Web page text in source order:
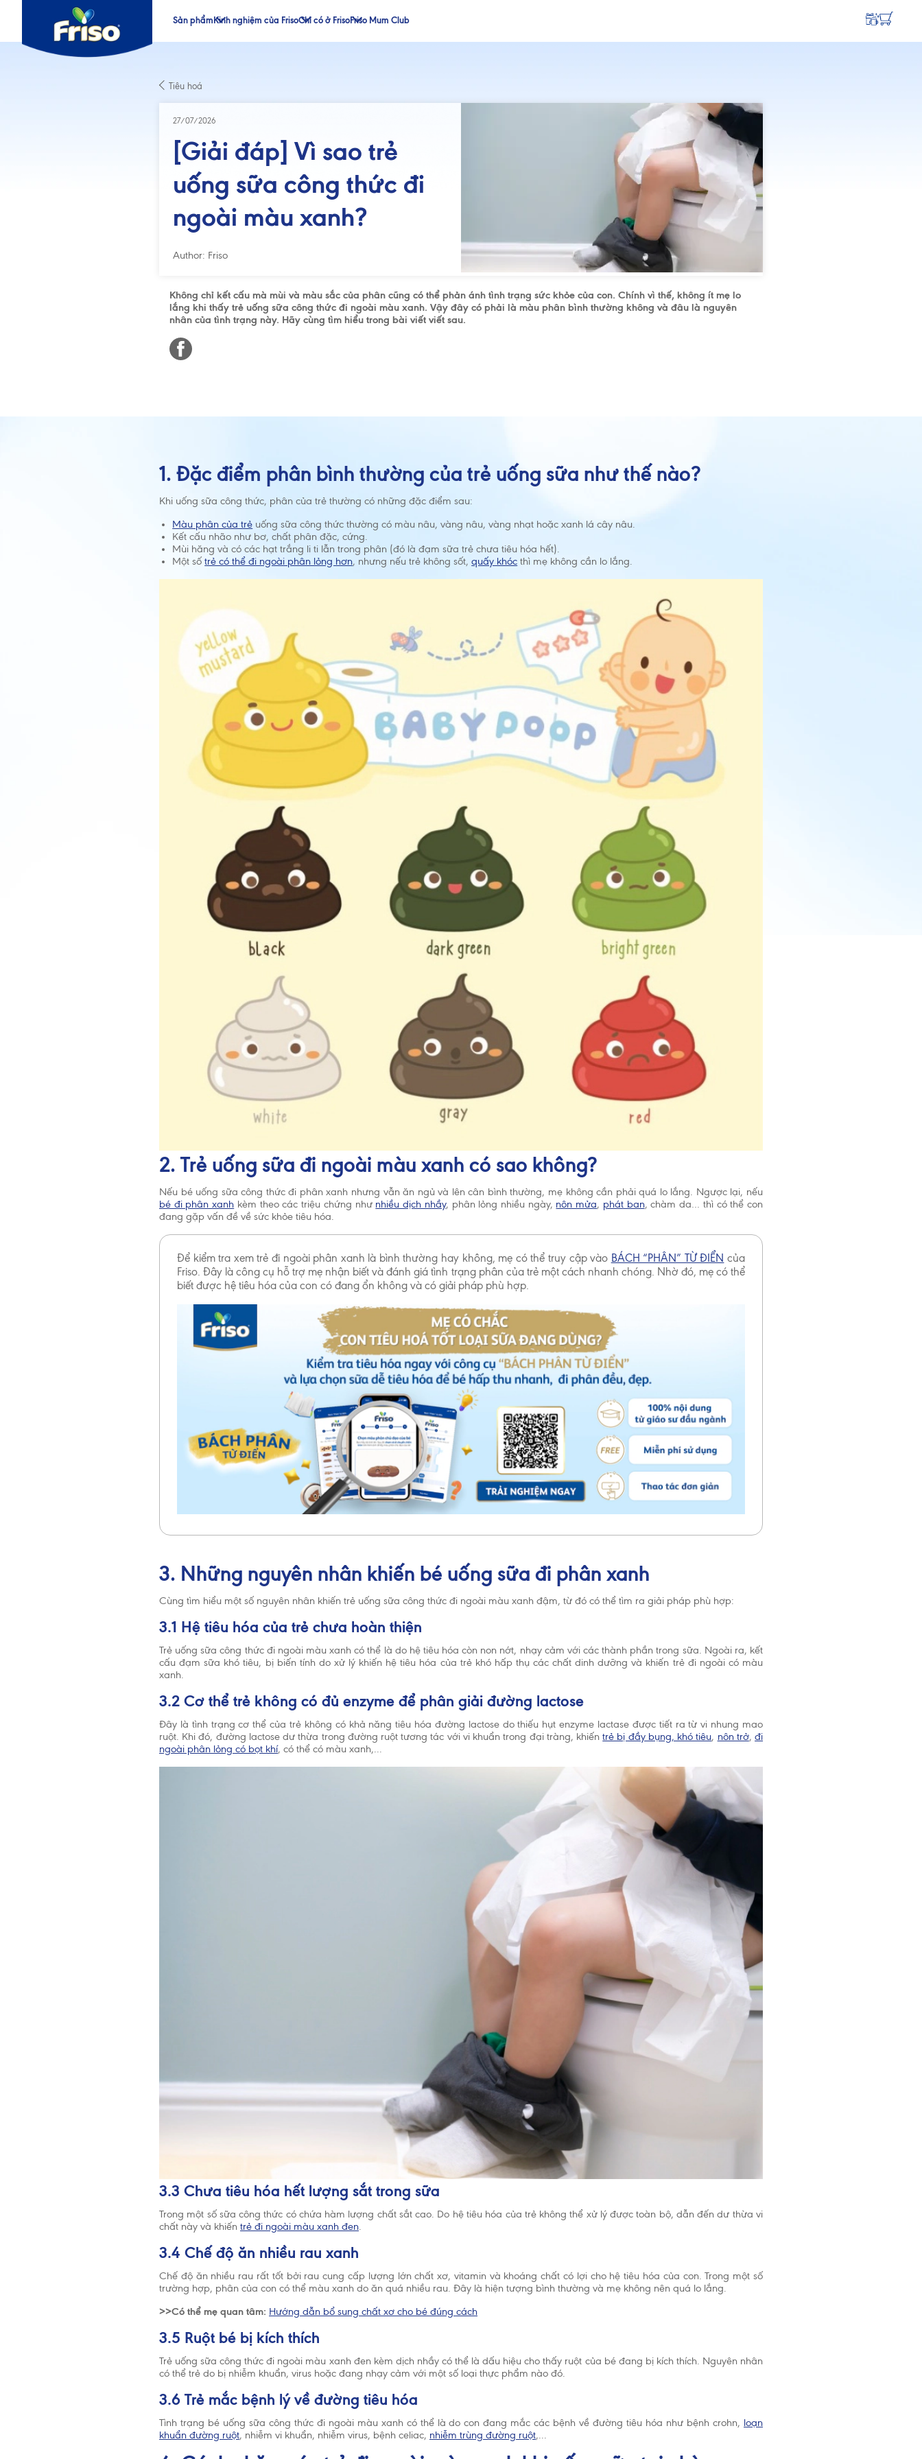
Sản phẩm
®
Kinh nghiệm của FrisoChỉ có ở FrisoFriso Mum Club
Tiêu hoá
27/07/2026
[Giải đáp] Vì sao trẻ
uống sữa công thức đi
ngoài màu xanh?
Author: Friso
Không chỉ kết cấu mà mùi và màu sắc của phân cũng có thể phản ánh tình trạng sức khỏe của con. Chính vì thế, không ít mẹ lo
lắng khi thấy trẻ uống sữa công thức đi ngoài màu xanh. Vậy đây có phải là màu phân bình thường không và đâu là nguyên
nhân của tình trạng này. Hãy cùng tìm hiểu trong bài viết viết sau.
1. Đặc điểm phân bình thường của trẻ uống sữa như thế nào?
Khi uống sữa công thức, phân của trẻ thường có những đặc điểm sau:
Màu phân của trẻ uống sữa công thức thường có màu nâu, vàng nâu, vàng nhạt hoặc xanh lá cây nâu.
Kết cấu nhão như bơ, chất phân đặc, cứng.
Mùi hăng và có các hạt trắng li ti lẫn trong phân (đó là đạm sữa trẻ chưa tiêu hóa hết).
Một sốtrẻ có thể đi ngoài phân lỏng hơn, nhưng nếu trẻ không sốt,quấy khóc thì mẹ không cần lo lắng.
2. Trẻ uống sữa đi ngoài màu xanh có sao không?
Nếu bé uống sữa công thức đi phân xanh nhưng vẫn ăn ngủ và lên cân bình thường, mẹ không cần phải quá lo lắng. Ngược lại, nếu
bé đi phân xanh kèm theo các triệu chứng như nhiều dịch nhầy, phân lỏng nhiều ngày, nôn mửa, phát ban, chàm da… thì có thể con
đang gặp vấn đề về sức khỏe tiêu hóa.
Để kiểm tra xem trẻ đi ngoài phân xanh là bình thường hay không, mẹ có thể truy cập vào BÁCH “PHÂN” TỪ ĐIỂN của
Friso. Đây là công cụ hỗ trợ mẹ nhận biết và đánh giá tình trạng phân của trẻ một cách nhanh chóng. Nhờ đó, mẹ có thể
biết được hệ tiêu hóa của con có đang ổn không và có giải pháp phù hợp.
3. Những nguyên nhân khiến bé uống sữa đi phân xanh
Cùng tìm hiểu một số nguyên nhân khiến trẻ uống sữa công thức đi ngoài màu xanh đậm, từ đó có thể tìm ra giải pháp phù hợp:
3.1 Hệ tiêu hóa của trẻ chưa hoàn thiện
Trẻ uống sữa công thức đi ngoài màu xanh có thể là do hệ tiêu hóa còn non nớt, nhạy cảm với các thành phần trong sữa. Ngoài ra, kết
cấu đạm sữa khó tiêu, bị biến tính do xử lý khiến hệ tiêu hóa của trẻ khó hấp thụ các chất dinh dưỡng và khiến trẻ đi ngoài có màu
xanh.
3.2 Cơ thể trẻ không có đủ enzyme để phân giải đường lactose
Đây là tình trạng cơ thể của trẻ không có khả năng tiêu hóa đường lactose do thiếu hụt enzyme lactase được tiết ra từ vi nhung mao
ruột. Khi đó, đường lactose dư thừa trong đường ruột tương tác với vi khuẩn trong đại tràng, khiếntrẻ bị đầy bụng, khó tiêu, nôn trở,đi
ngoài phân lỏng có bọt khí, có thể có màu xanh,...
3.3 Chưa tiêu hóa hết lượng sắt trong sữa
Trong một số sữa công thức có chứa hàm lượng chất sắt cao. Do hệ tiêu hóa của trẻ không thể xử lý được toàn bộ, dẫn đến dư thừa vi
chất này và khiến trẻ đi ngoài màu xanh đen.
3.4 Chế độ ăn nhiều rau xanh
Chế độ ăn nhiều rau rất tốt bởi rau cung cấp lượng lớn chất xơ, vitamin và khoáng chất có lợi cho hệ tiêu hóa của con. Trong một số
trường hợp, phân của con có thể màu xanh do ăn quá nhiều rau. Đây là hiện tượng bình thường và mẹ không nên quá lo lắng.
>>Có thể mẹ quan tâm: Hướng dẫn bổ sung chất xơ cho bé đúng cách
3.5 Ruột bé bị kích thích
Trẻ uống sữa công thức đi ngoài màu xanh đen kèm dịch nhầy có thể là dấu hiệu cho thấy ruột của bé đang bị kích thích. Nguyên nhân
có thể trẻ do bị nhiễm khuẩn, virus hoặc đang nhạy cảm với một số loại thực phẩm nào đó.
3.6 Trẻ mắc bệnh lý về đường tiêu hóa
Tình trạng bé uống sữa công thức đi ngoài màu xanh có thể là do con đang mắc các bệnh về đường tiêu hóa như bệnh crohn, loạn
khuẩn đường ruột, nhiễm vi khuẩn, nhiễm virus, bệnh celiac, nhiễm trùng đường ruột,...
Chấp nhận và đóng
Tổ chức Y Tế Thế Giới (WHO) khuyến cáo nên nuôi con bằng sữa mẹ cho đến khi trẻ được
cần thiết và sẽ có ảnh hưởng không tốt đến việc nuôi con bằng sữa mẹ. Sau sáu tháng
dưỡng công thức hoặc nếu bạn gặp vấn đề khi cho con bú.